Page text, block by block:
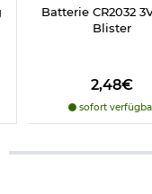
Batterie CR2032
Blister
2,48€
sofort